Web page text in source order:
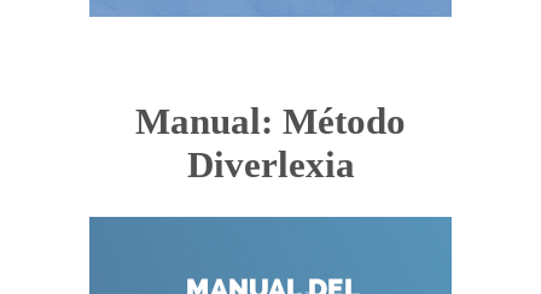
Manual: Método
Diverlexia